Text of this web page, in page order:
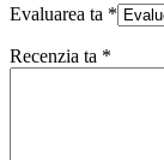
Evaluarea ta *
Recenzia ta *